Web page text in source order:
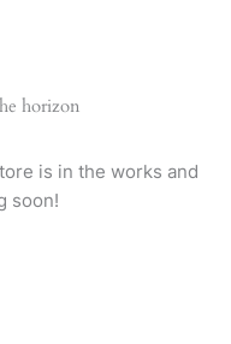
horizon
is in the works and
soon!